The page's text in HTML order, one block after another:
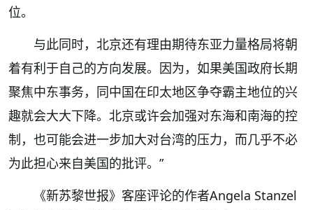
位。
与此同时，北京还有理由期待东亚力量格局将朝
着有利于自己的方向发展。因为，如果美国政府长期
聚焦中东事务，同中国在印太地区争夺霸主地位的兴
趣就会大大下降。北京或许会加强对东海和南海的控
制，也可能会进一步加大对台湾的压力，而几乎不必
为此担心来自美国的批评。”
《新苏黎世报》客座评论的作者Angela Stanzel